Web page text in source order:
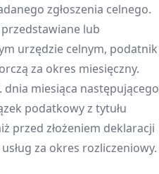
zgłoszenia celnego.
lub
urzędzie celnym, podatnik
za okres miesięczny.
dnia miesiąca następującego
podatkowy z tytułu
przed złożeniem deklaracji
za okres rozliczeniowy.